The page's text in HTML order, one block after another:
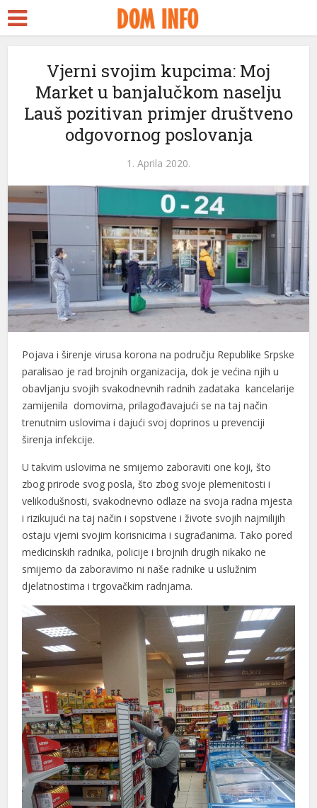
Vjerni svojim kupcima: Moj
Market u banjalučkom naselju
Lauš pozitivan primjer društveno
odgovornog poslovanja
1. Aprila 2020.
Pojava i širenje virusa korona na području Republike Srpske
paralisao je rad brojnih organizacija, dok je većina njih u
obavljanju svojih svakodnevnih radnih zadataka kancelarije
zamijenila domovima, prilagođavajući se na taj način
trenutnim uslovima i dajući svoj doprinos u prevenciji
širenja infekcije.
U takvim uslovima ne smijemo zaboraviti one koji, što
zbog prirode svog posla, što zbog svoje plemenitosti i
velikodušnosti, svakodnevno odlaze na svoja radna mjesta
i rizikujući na taj način i sopstvene i živote svojih najmilijih
ostaju vjerni svojim korisnicima i sugrađanima. Tako pored
medicinskih radnika, policije i brojnih drugih nikako ne
smijemo da zaboravimo ni naše radnike u uslužnim
djelatnostima i trgovačkim radnjama.